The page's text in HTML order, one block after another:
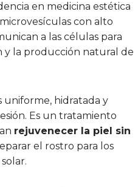
en medicina estética
con alto
a las células para
y la producción natural de
uniforme, hidratada y
Es un tratamiento
rejuvenecer la piel sin
el rostro para los